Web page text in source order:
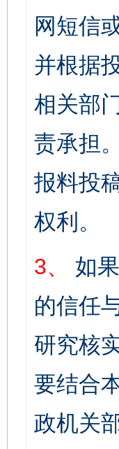
网短信
并根据
相关部
责承担
报料投
权利。
3、
如
的信任
研究核
要结合
政机关